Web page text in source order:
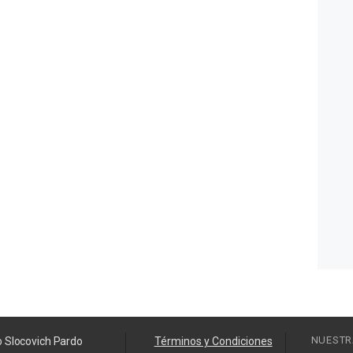
Slocovich Pardo Términos y Condiciones